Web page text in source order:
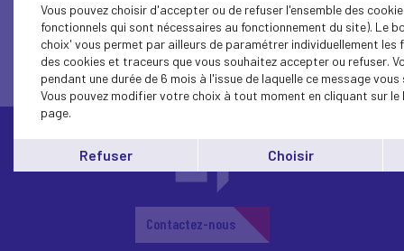
Contactez-nous
Vous pouvez choisir d'accepter ou de refuser l'ensemble des
fonctionnels qui sont nécessaires au fonctionnement du site). Le
choix' vous permet par ailleurs de paramétrer individuellement
des cookies et traceurs que vous souhaitez accepter ou refuser.
pendant une durée de 6 mois à l'issue de laquelle ce message
Vous pouvez modifier votre choix à tout moment en cliquant sur le
page.
Refuser Choisir